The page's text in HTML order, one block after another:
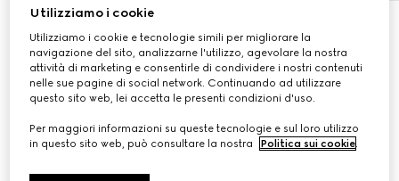
CHF 1,060
VarianteGG Supreme beige e marrone
Utilizziamo i cookie
Utilizziamo i cookie e tecnologie simili per migliorare la
navigazione del sito, analizzarne l'utilizzo, agevolare la nostra
attività di marketing e consentirle di condividere i nostri contenuti
nelle sue pagine di social network. Continuando ad utilizzare
questo sito web, lei accetta le presenti condizioni d'uso.
Per maggiori informazioni su queste tecnologie e sul loro utilizzo
in questo sito web, può consultare la nostra
Politica sui cookie